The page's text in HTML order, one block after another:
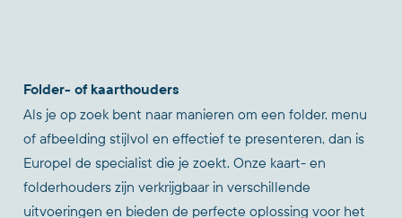
Folder- of kaarthouders
Als je op zoek bent naar manieren om een folder, menu
of afbeelding stijlvol en effectief te presenteren, dan is
Europel de specialist die je zoekt. Onze kaart- en
folderhouders zijn verkrijgbaar in verschillende
uitvoeringen en bieden de perfecte oplossing voor het